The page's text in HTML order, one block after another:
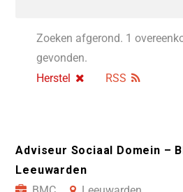
Zoeken afgerond. 1
gevonden.
Herstel
RSS
Adviseur Sociaal Domein –
Leeuwarden